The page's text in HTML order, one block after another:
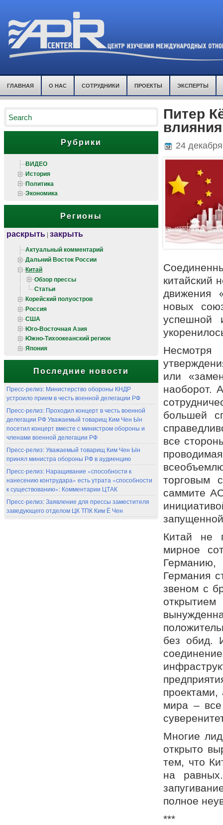
ГЛАВНАЯ О НАС СОТРУДНИКИ ПРОЕКТЫ ЭКСПЕРТЫ
Рубрики
ВИДЕО
История
Политика
Экономика
Регионы
раскрыть | закрыть
Актуальный комментарий
Дальний Восток России
Китай
Обзор прессы
Статьи
Корейский полуостров
Россия
США
Юго-Восточная Азия
Южно-Тихоокеанский регион
Япония
Последние новости
Пресс-релиз: Министерство обороны КНДР
устроило прием в честь военной делегации РФ
Пресс-релиз: Проходил концерт в честь военной
делегации РФ Уважаемый товарищ Ким Чен Ын
посетил концерт вместе с министром обороны и
членами военной делегации РФ
Пресс-релиз: Уважаемый товарищ Ким Чен Ын
принял министра обороны РФ в аудиенцию
Пресс-релиз: Наращивание «способности к
нанесению контрудара» есть утрата «способности
к существованию»: Комментарии ЦТАК
Пресс-релиз: Заявление для прессы заместителя
заведующего отделом ЦК ТПК Ким Ё Чен
Питер
24
китайский
движения
новых
успешной
или
наоборот.
большей
все
торговым
саммите
Китай не
мирное
Германия
звеном с
без обид.
мира – все
Многие
открыто
тем, что
на
полное
***